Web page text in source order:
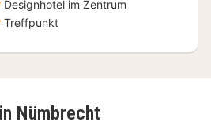
Designhotel im Zentrum
Treffpunkt
Nümbrecht